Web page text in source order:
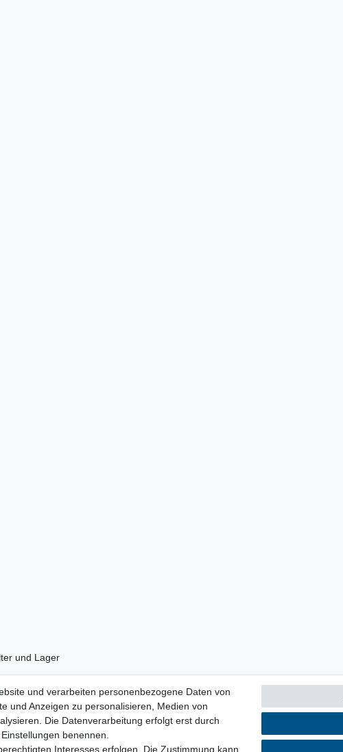
und Lager
und verarbeiten personenbezogene Daten von
und Anzeigen zu personalisieren, Medien von
Die Datenverarbeitung erfolgt erst durch
benennen.
Interesses erfolgen. Die Zustimmung kann